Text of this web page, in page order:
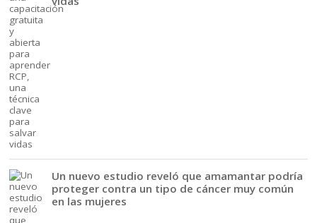
Un nuevo estudio reveló que amamantar podría
proteger contra un tipo de cáncer muy común
en las mujeres